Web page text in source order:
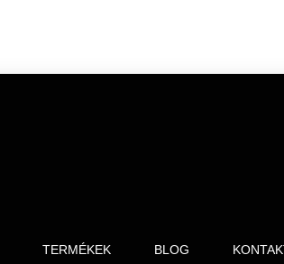
TERMÉKEK BLOG